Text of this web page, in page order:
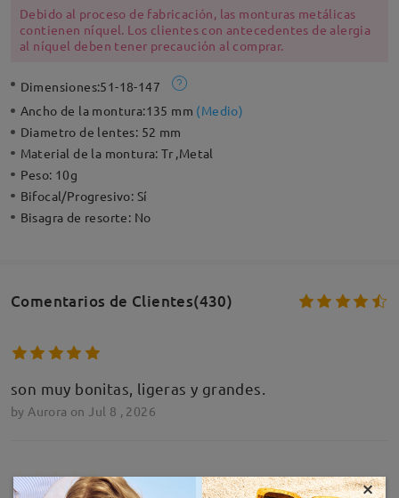
Debido al proceso de fabricación, las monturas metálicas
contienen níquel. Los clientes con antecedentes de alergia
al níquel deben tener precaución al comprar.
Dimensiones:51-18-147
Ancho de la montura:135 mm (Medio)
Diametro de lentes: 52 mm
Material de la montura:Tr ,Metal
Peso: 10g
Bifocal/Progresivo: Sí
Bisagra de resorte: No
Comentarios de Clientes(430)
son muy bonitas, ligeras y grandes.
by Aurora on Jul 8 , 2026
×